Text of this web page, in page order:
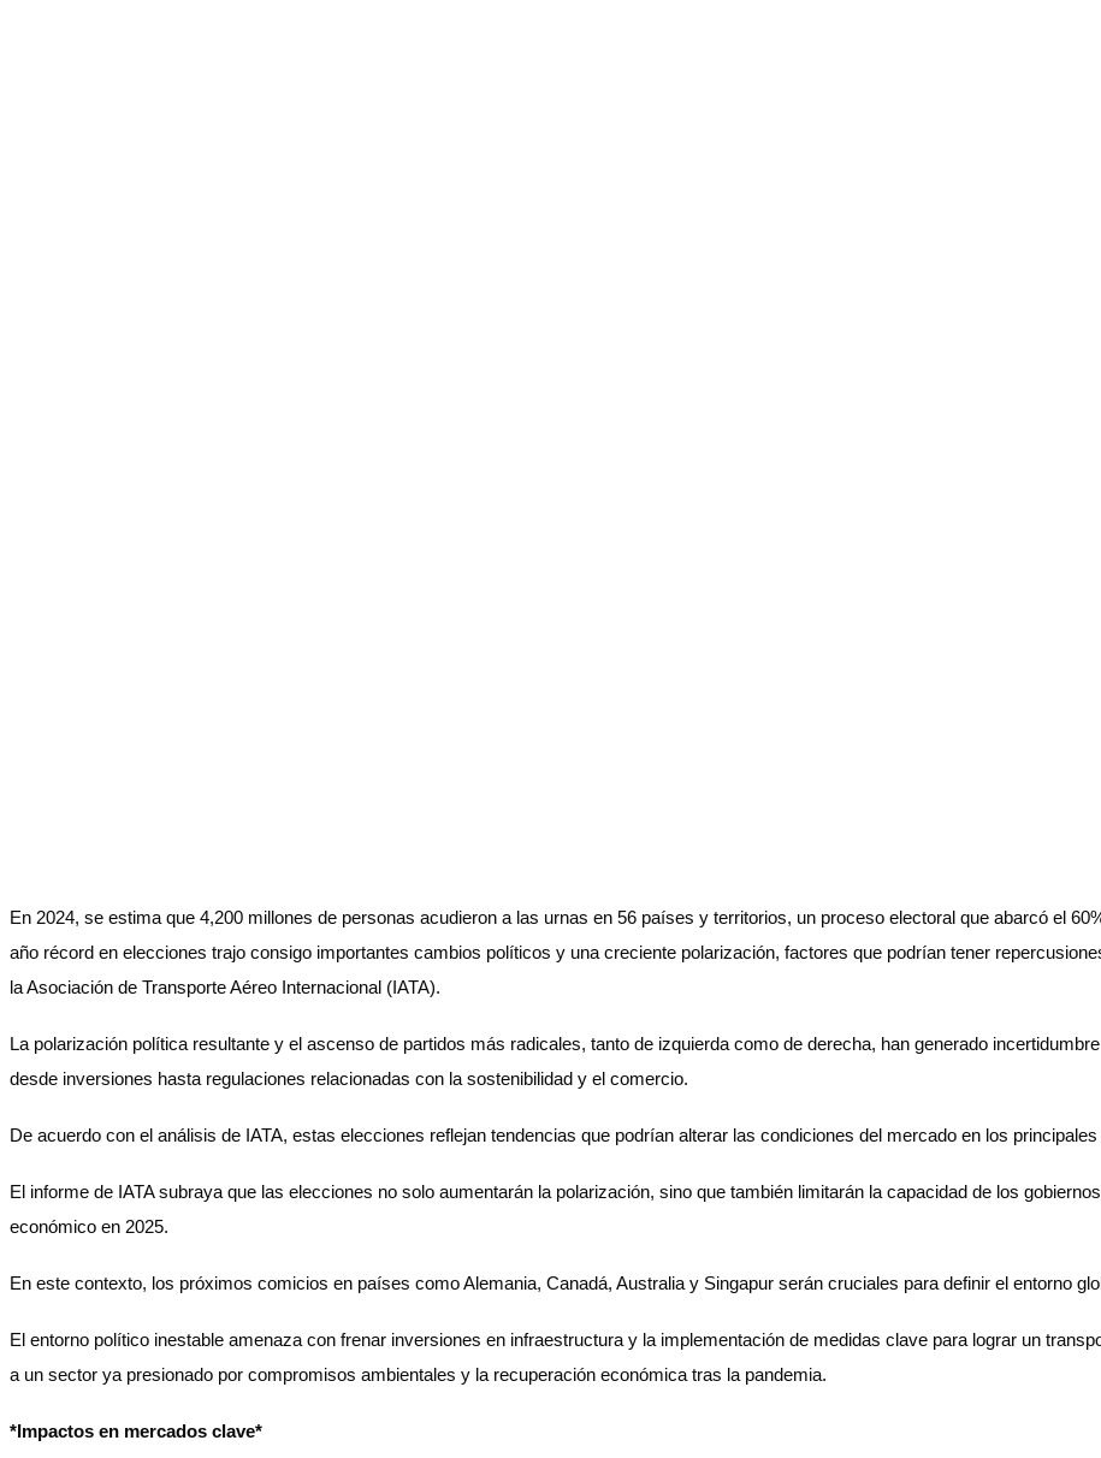
En 2024, se estima que 4,200 millones de personas acudieron a las urnas en 56 países y territorios, un proceso electoral que abarcó el
año récord en elecciones trajo consigo importantes cambios políticos y una creciente polarización, factores que podrían tener
la Asociación de Transporte Aéreo Internacional (IATA).
La polarización política resultante y el ascenso de partidos más radicales, tanto de izquierda como de derecha, han generado
desde inversiones hasta regulaciones relacionadas con la sostenibilidad y el comercio.
De acuerdo con el análisis de IATA, estas elecciones reflejan tendencias que podrían alterar las condiciones del mercado en los
El informe de IATA subraya que las elecciones no solo aumentarán la polarización, sino que también limitarán la capacidad de los
económico en 2025.
En este contexto, los próximos comicios en países como Alemania, Canadá, Australia y Singapur serán cruciales para definir el entorno
El entorno político inestable amenaza con frenar inversiones en infraestructura y la implementación de medidas clave para lograr un
a un sector ya presionado por compromisos ambientales y la recuperación económica tras la pandemia.
*Impactos en mercados clave*